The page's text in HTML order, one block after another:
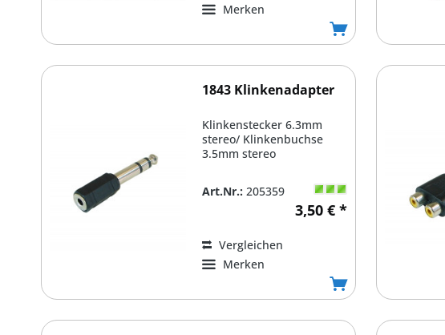
Merken
1843 Klinkenadapter
Klinkenstecker 6.3mm
stereo/ Klinkenbuchse
3.5mm stereo
Art.Nr.: 205359
3,50 € *
Vergleichen
Merken